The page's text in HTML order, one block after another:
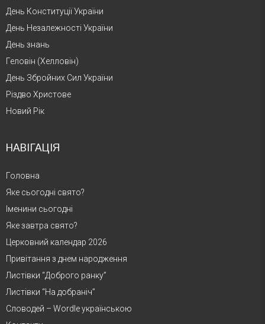
День Конституції України
День Незалежності України
День знань
Геловін (Хелловін)
День Збройних Сил України
Різдво Христове
Новий Рік
НАВІГАЦІЯ
Головна
Яке сьогодні свято?
Іменини сьогодні
Яке завтра свято?
Церковний календар 2026
Привітання з днем народження
Листівки “Доброго ранку”
Листівки “На добраніч”
Словодей – Wordle українською